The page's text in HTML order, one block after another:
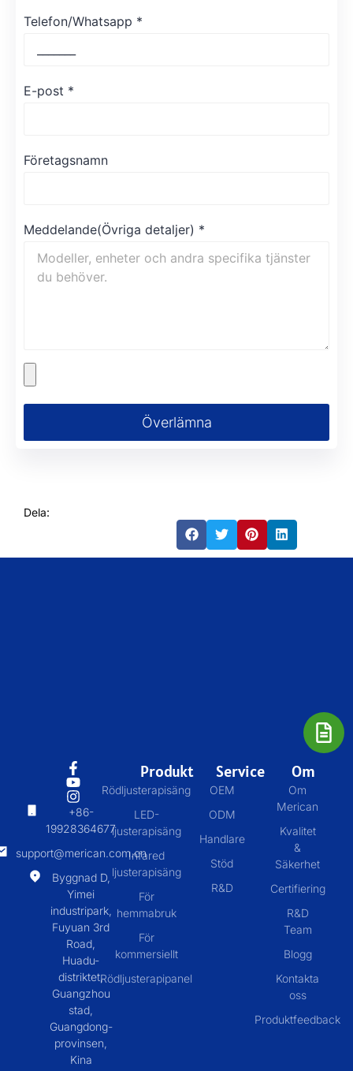
Telefon/Whatsapp *
E-post *
Företagsnamn
Meddelande(Övriga detaljer) *
Överlämna
Dela:
+86-
19928364677
support@merican.com.cn
Byggnad D,
Yimei
industripark,
Fuyuan 3rd
Road,
Huadu-
distriktet,
Guangzhou
stad,
Guangdong-
provinsen,
Kina
Produkt
Rödljusterapisäng
LED-
ljusterapisäng
Infared
ljusterapisäng
För
hemmabruk
För
kommersiellt
Rödljusterapipanel
Service
OEM
ODM
Handlare
Stöd
R&D
Om
Om
Merican
Kvalitet
&
Säkerhet
Certifiering
R&D
Team
Blogg
Kontakta
oss
Produktfeedback